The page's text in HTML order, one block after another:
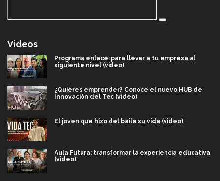
Videos
Programa enlace: para llevar a tu empresa al
siguiente nivel (video)
¿Quieres emprender? Conoce el nuevo HUB de
Innovación del Tec (video)
El joven que hizo del baile su vida (video)
Aula Futura: transformar la experiencia educativa
(video)